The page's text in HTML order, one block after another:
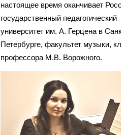
настоящее время оканчивает
государственный педагогический
университет им. А. Герцена в
Петербурге, факультет музыки,
профессора М.В. Ворожного.